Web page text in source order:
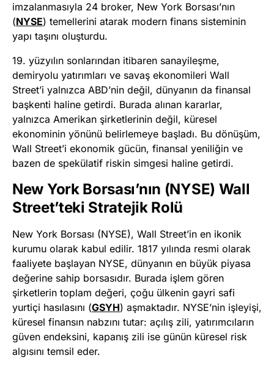
imzalanmasıyla 24 broker, New York Borsası’nın
(NYSE) temellerini atarak modern finans sisteminin
yapı taşını oluşturdu.
19. yüzyılın sonlarından itibaren sanayileşme,
demiryolu yatırımları ve savaş ekonomileri Wall
Street’i yalnızca ABD’nin değil, dünyanın da finansal
başkenti haline getirdi. Burada alınan kararlar,
yalnızca Amerikan şirketlerinin değil, küresel
ekonominin yönünü belirlemeye başladı. Bu dönüşüm,
Wall Street’i ekonomik gücün, finansal yeniliğin ve
bazen de spekülatif riskin simgesi haline getirdi.
New York Borsası’nın (NYSE) Wall
Street’teki Stratejik Rolü
New York Borsası (NYSE), Wall Street’in en ikonik
kurumu olarak kabul edilir. 1817 yılında resmi olarak
faaliyete başlayan NYSE, dünyanın en büyük piyasa
değerine sahip borsasıdır. Burada işlem gören
şirketlerin toplam değeri, çoğu ülkenin gayri safi
yurtiçi hasılasını (GSYH) aşmaktadır. NYSE’nin işleyişi,
küresel finansın nabzını tutar: açılış zili, yatırımcıların
güven endeksini, kapanış zili ise günün küresel risk
algısını temsil eder.